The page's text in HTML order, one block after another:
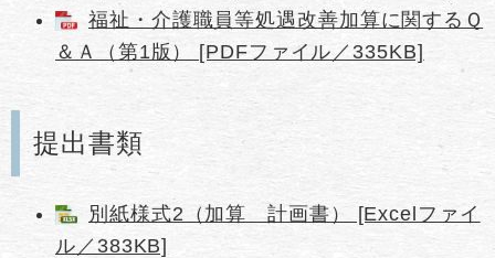
福祉・介護職員等処遇改善加算に関するＱ
＆Ａ（第1版） [PDFファイル／335KB]
提出書類
別紙様式2（加算 計画書） [Excelファイ
ル／383KB]